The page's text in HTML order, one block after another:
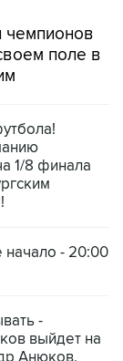
чемпионов
поле в
1/8 финала
начало - 20:00
-
выйдет на
Анюков,